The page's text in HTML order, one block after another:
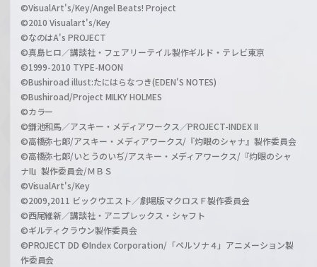
©VisualArt's/Key/Angel Beats! Project
©2010 Visualart's/Key
©なのはA's PROJECT
©真島ヒロ／講談社・フェアリーテイル製作ギルド・テレビ東京
©1999-2010 TYPE-MOON
©Bushiroad illust:たにはらなつき(EDEN'S NOTES)
©Bushiroad/Project MILKY HOLMES
©カラー
©鎌池和馬／アスキー・メディアワークス／PROJECT-INDEX II
©高橋弥七郎/アスキー・メディアワークス/『灼眼のシャナ』製作委員会
©高橋弥七郎/いとうのいぢ/アスキー・メディアワークス/『灼眼のシャ
ナII』製作委員会/ＭＢＳ
©VisualArt's/Key
©2009,2011 ビックウエスト／劇場版マクロスＦ製作委員会
©西尾維新／講談社・アニプレックス・シャフト
©ギルティクラウン製作委員会
©PROJECT DD ©Index Corporation/「ペルソナ４」アニメーション製
作委員会